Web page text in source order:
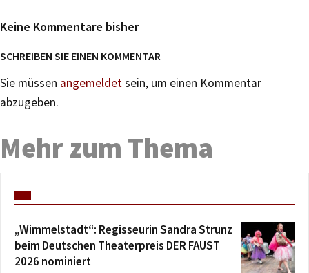
Keine Kommentare bisher
SCHREIBEN SIE EINEN KOMMENTAR
Sie müssen angemeldetsein, um einen Kommentar
abzugeben.
Mehr zum Thema
„Wimmelstadt“: Regisseurin Sandra Strunz
beim Deutschen Theaterpreis DER FAUST
2026 nominiert